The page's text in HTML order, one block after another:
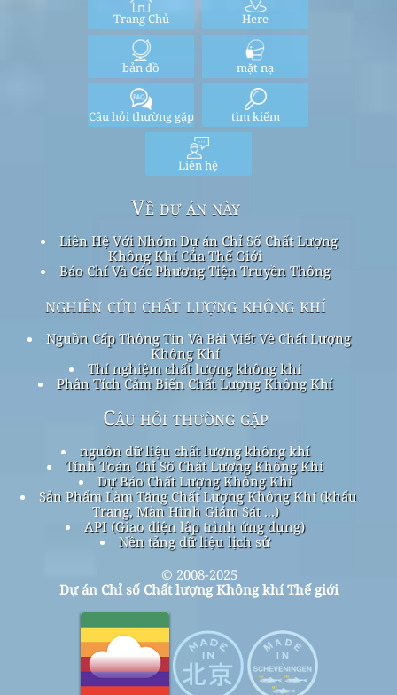
Trang Chủ Here
bản đồ mặt nạ
Câu hỏi thường gặp tìm kiếm
Liên hệ
Về dự án này
Liên Hệ Với Nhóm Dự án Chỉ Số Chất Lượng
Không Khí Của Thế Giới
Báo Chí Và Các Phương Tiện Truyền Thông
nghiên cứu chất lượng không khí
Nguồn Cấp Thông Tin Và Bài Viết Về Chất Lượng
Không Khí
Thí nghiệm chất lượng không khí
Phân Tích Cảm Biến Chất Lượng Không Khí
Câu hỏi thường gặp
nguồn dữ liệu chất lượng không khí
Tính Toán Chỉ Số Chất Lượng Không Khí
Dự Báo Chất Lượng Không Khí
Sản Phẩm Làm Tăng Chất Lượng Không Khí (khẩu
Trang, Màn Hình Giám Sát ...)
API (Giao diện lập trình ứng dụng)
Nền tảng dữ liệu lịch sử
© 2008-2025
Dự án Chỉ số Chất lượng Không khí Thế giới